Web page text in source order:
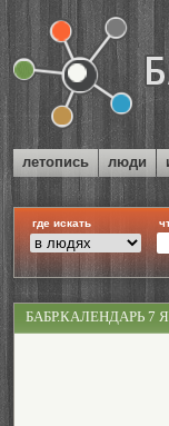
летопись люди
где искать
БАБР.КАЛЕНДАРЬ 7